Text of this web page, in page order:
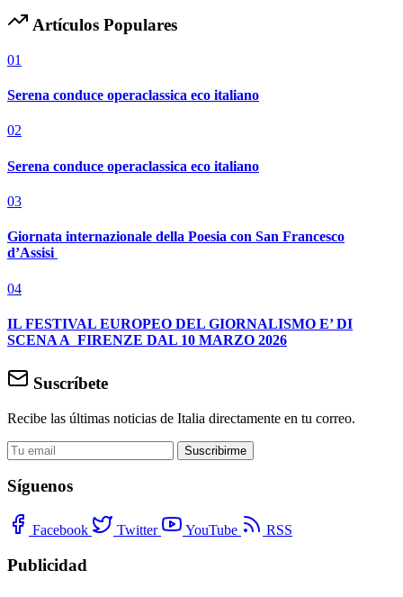
Artículos Populares
01
Serena conduce operaclassica eco italiano
02
Serena conduce operaclassica eco italiano
03
Giornata internazionale della Poesia con San Francesco
d’Assisi
04
IL FESTIVAL EUROPEO DEL GIORNALISMO E’ DI
SCENA A FIRENZE DAL 10 MARZO 2026
Suscríbete
Recibe las últimas noticias de Italia directamente en tu correo.
Suscribirme
Síguenos
Facebook Twitter YouTube RSS
Publicidad